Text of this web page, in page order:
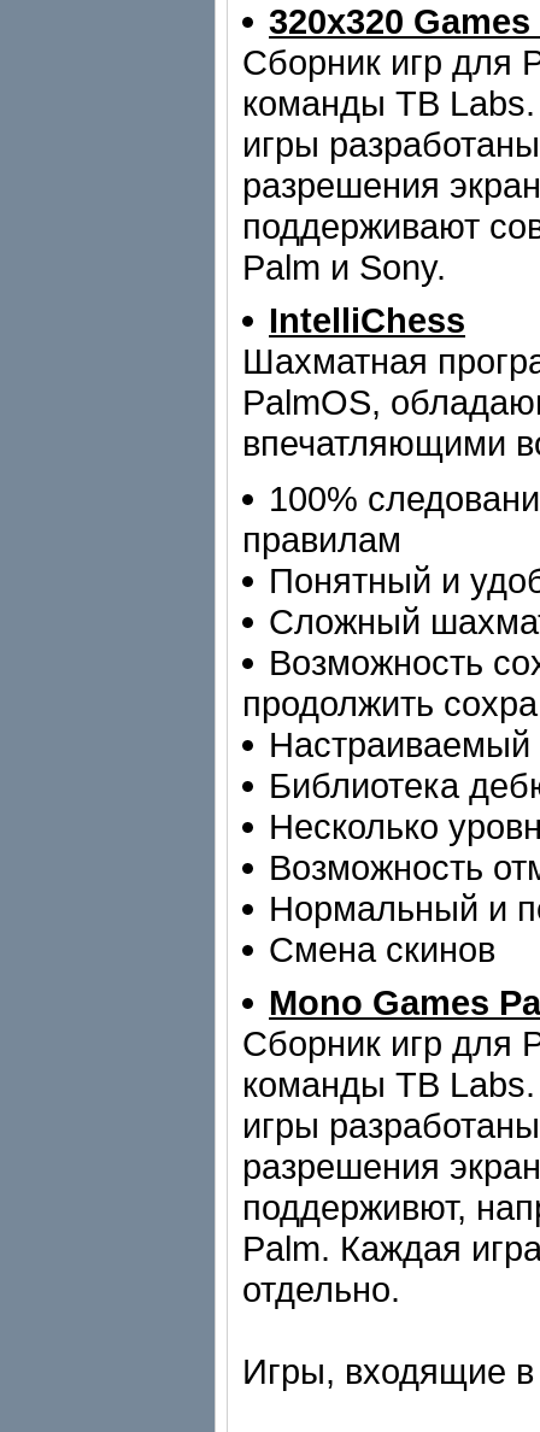
320x320
Сборник игр для
команды TB
игры
разрешения
поддерживают
Palm и Sony.
IntelliChess
Шахматная
PalmOS,
впечатляющими
100%
правилам
Понятный и
Сложный
Возможность
продолжить
Настраиваемый
Библиотека
Несколько
Возможность
Нормальный и
Смена скинов
Mono Games
Сборник игр для
команды TB
игры
разрешения
поддерживют,
Palm. Каждая
отдельно.
Игры, входящие